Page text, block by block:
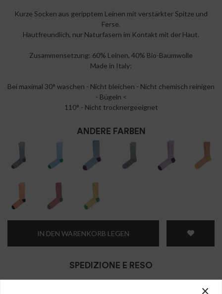
Kurze Socken aus geripptem Leinen mit verstärkter Spitze und
Ferse.
Hautfreundlich, nur Naturfasern im Kontakt mit der Haut.
Zusammensetzung: 60% Leinen, 40% Bio-Baumwolle
Made in Italy;
Bei maximal 30° waschen - Nicht bleichen - Nicht chemisch reinigen
- Bügeln <
110° - Nicht trocknergeeignet
ANDERE FARBEN
IN DEN WARENKORB LEGEN
SPEDIZIONE E RESO